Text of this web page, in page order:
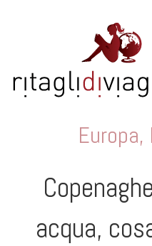
Europa,
acqua,